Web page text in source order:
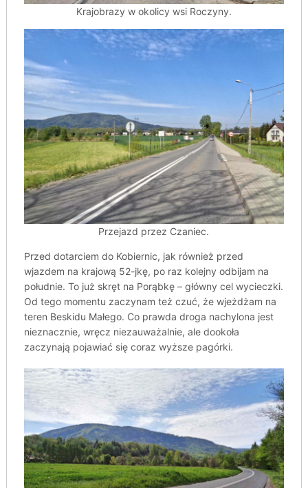
Krajobrazy w okolicy wsi Roczyny.
Przejazd przez Czaniec.
Przed dotarciem do Kobiernic, jak również przed
wjazdem na krajową 52-jkę, po raz kolejny odbijam na
południe. To już skręt na Porąbkę – główny cel wycieczki.
Od tego momentu zaczynam też czuć, że wjeżdżam na
teren Beskidu Małego. Co prawda droga nachylona jest
nieznacznie, wręcz niezauważalnie, ale dookoła
zaczynają pojawiać się coraz wyższe pagórki.